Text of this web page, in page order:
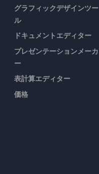
グラフィックデザインツー
ル
ドキュメントエディター
プレゼンテーションメーカ
ー
表計算エディター
価格